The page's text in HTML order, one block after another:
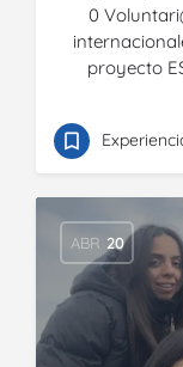
0
proyecto
ABR 20